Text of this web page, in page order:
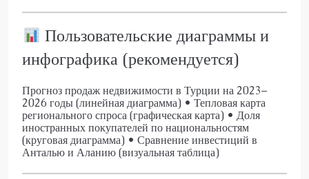
Пользовательские диаграммы и
инфографика (рекомендуется)
Прогноз продаж недвижимости в Турции на 2023–
2026 годы (линейная диаграмма) • Тепловая карта
регионального спроса (графическая карта) • Доля
иностранных покупателей по национальностям
(круговая диаграмма) • Сравнение инвестиций в
Анталью и Аланию (визуальная таблица)